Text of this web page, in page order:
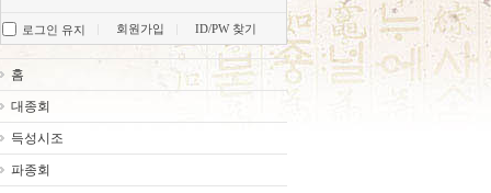
로그인 유지 회원가입 ID/PW 찾기
홈
대종회
득성시조
파종회